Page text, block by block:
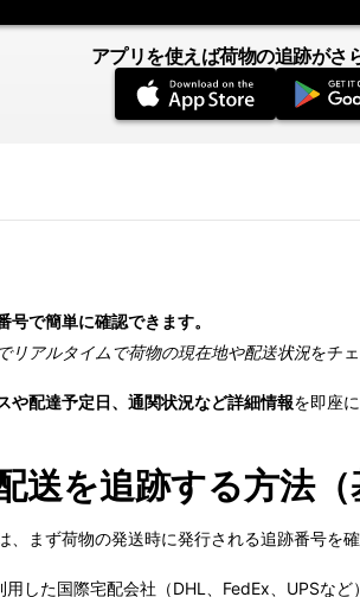
アプリを使えば荷物の追跡がさ
で簡単に確認できます。
リアルタイムで荷物の現在地や配送状況をチ
や配達予定日、通関状況など詳細情報を即座
送を追跡する方法（
、まず荷物の発送時に発行される追跡番号
した国際宅配会社（DHL、FedEx、UPSな